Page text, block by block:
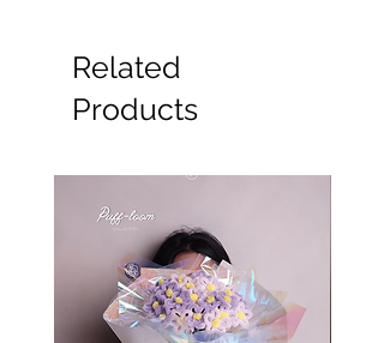
Related
Products